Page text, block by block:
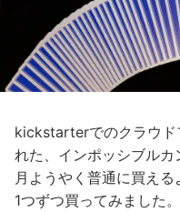
kickstarterでのクラウド
れた、インポッシブル
月ようやく普通に買え
1つずつ買ってみました。